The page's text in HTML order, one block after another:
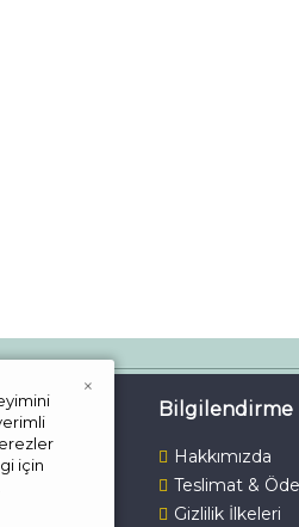
Bilgilendirme
Hakkımızda
Teslimat &
Gizlilik İlkeleri
için
×